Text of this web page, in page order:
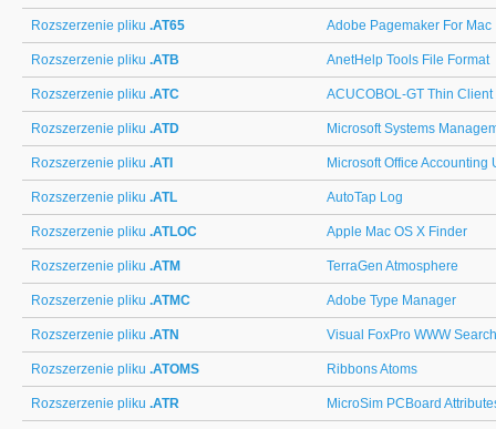
Rozszerzenie pliku .AT65 Adobe Pagemaker For Mac
Rozszerzenie pliku .ATB AnetHelp Tools File Format
Rozszerzenie pliku .ATC ACUCOBOL-GT Thin
Rozszerzenie pliku .ATD Microsoft Systems
Rozszerzenie pliku .ATI Microsoft Office Accounting
Rozszerzenie pliku .ATL AutoTap Log
Rozszerzenie pliku .ATLOC Apple Mac OS X Finder
Rozszerzenie pliku .ATM TerraGen Atmosphere
Rozszerzenie pliku .ATMC Adobe Type Manager
Rozszerzenie pliku .ATN Visual FoxPro WWW
Rozszerzenie pliku .ATOMS Ribbons Atoms
Rozszerzenie pliku .ATR MicroSim PCBoard